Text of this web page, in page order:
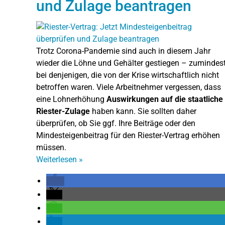
und Zulage beantragen
Trotz Corona-Pandemie sind auch in diesem Jahr
wieder die Löhne und Gehälter gestiegen –
bei denjenigen, die von der Krise wirtschaftlich nicht
betroffen waren. Viele Arbeitnehmer vergessen, dass
eine Lohnerhöhung Auswirkungen auf die staatliche
Riester-Zulage haben kann. Sie sollten daher
überprüfen, ob Sie ggf. Ihre Beiträge oder den
Mindesteigenbeitrag für den Riester-Vertrag erhöhen
müssen.
Weiterlesen »